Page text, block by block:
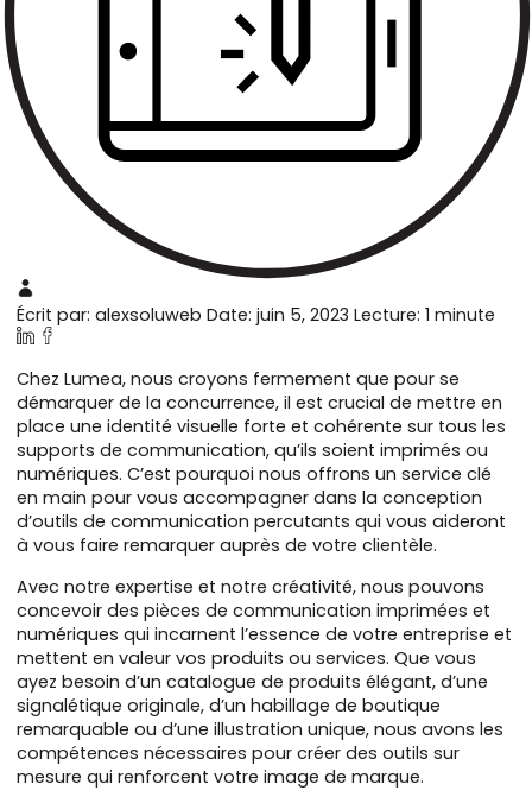
Écrit par: alexsoluweb Date: juin 5, 2023 Lecture: 1 minute
Chez Lumea, nous croyons fermement que pour se
démarquer de la concurrence, il est crucial de mettre en
place une identité visuelle forte et cohérente sur tous les
supports de communication, qu’ils soient imprimés ou
numériques. C’est pourquoi nous offrons un service clé
en main pour vous accompagner dans la conception
d’outils de communication percutants qui vous aideront
à vous faire remarquer auprès de votre clientèle.
Avec notre expertise et notre créativité, nous pouvons
concevoir des pièces de communication imprimées et
numériques qui incarnent l’essence de votre entreprise et
mettent en valeur vos produits ou services. Que vous
ayez besoin d’un catalogue de produits élégant, d’une
signalétique originale, d’un habillage de boutique
remarquable ou d’une illustration unique, nous avons les
compétences nécessaires pour créer des outils sur
mesure qui renforcent votre image de marque.